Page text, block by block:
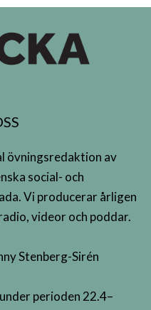
övningsredaktion av
social- och
Vi producerar årligen
videor och poddar.
Stenberg-Sirén
perioden 22.4–